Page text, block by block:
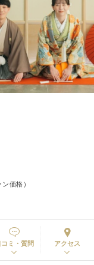
価格）
コミ・質問 アクセス